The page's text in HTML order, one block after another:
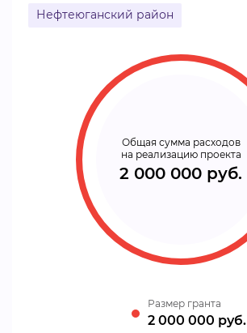
Нефтеюганский район
Общая сумма расходов
на реализацию проекта
2 000 000 руб.
Размер гранта
2 000 000 руб.